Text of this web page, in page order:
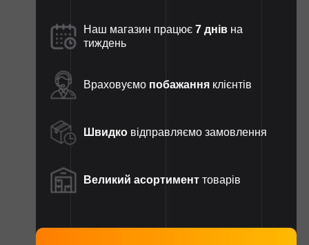
Наш магазин працює 7 днів на
тиждень
Враховуємо побажання клієнтів
Швидко відправляємо замовлення
Великий асортимент товарів